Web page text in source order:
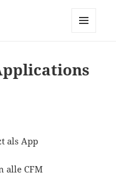
als App
alle CFM